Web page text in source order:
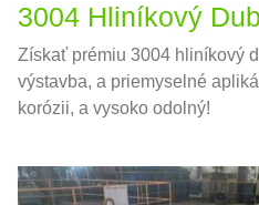
3004 Hliníkový
Získať prémiu 3004 hliníkový
výstavba, a priemyselné
korózii, a vysoko odolný!